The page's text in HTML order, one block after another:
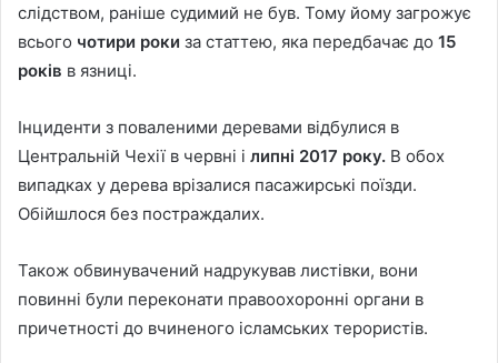
слідством, раніше судимий не був. Тому йому загрожує
всього чотири роки за статтею, яка передбачає до 15
років в язниці.
Інциденти з поваленими деревами відбулися в
Центральній Чехії в червні і липні 2017 року. В обох
випадках у дерева врізалися пасажирські поїзди.
Обійшлося без постраждалих.
Також обвинувачений надрукував листівки, вони
повинні були переконати правоохоронні органи в
причетності до вчиненого ісламських терористів.